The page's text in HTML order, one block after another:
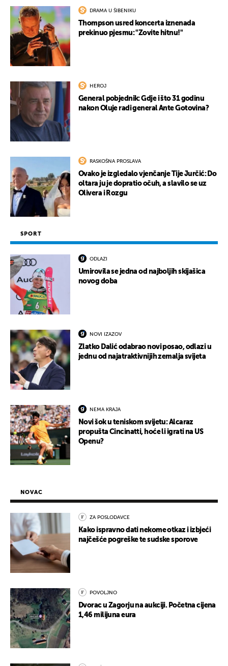
DRAMA U ŠIBENIKU
Thompson usred koncerta iznenada
prekinuo pjesmu: "Zovite hitnu!"
HEROJ
General pobjednik: Gdje i što 31 godinu
nakon Oluje radi general Ante Gotovina?
RASKOŠNA PROSLAVA
Ovako je izgledalo vjenčanje Tije Jurčić: Do
oltara ju je dopratio očuh, a slavilo se uz
Olivera i Rozgu
SPORT
ODLAZI
Umirovila se jedna od najboljih skijašica
novog doba
NOVI IZAZOV
Zlatko Dalić odabrao novi posao, odlazi u
jednu od najatraktivnijih zemalja svijeta
NEMA KRAJA
Novi šok u teniskom svijetu: Alcaraz
propušta Cincinatti, hoće li igrati na US
Openu?
NOVAC
ZA POSLODAVCE
Kako ispravno dati nekome otkaz i izbjeći
najčešće pogreške te sudske sporove
POVOLJNO
Dvorac u Zagorju na aukciji. Početna cijena
1,46 milijuna eura